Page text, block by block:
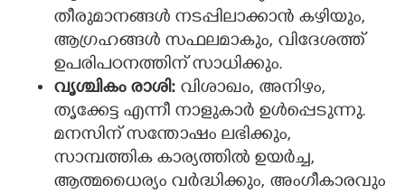
തീരുമാനങ്ങൾ നടപ്പിലാക്കാൻ കഴിയും,
ആഗ്രഹങ്ങൾ സഫലമാകും, വിദേശത്ത്
ഉപരിപഠനത്തിന് സാധിക്കും.
വൃശ്ചികം രാശി: വിശാഖം, അനിഴം,
തൃക്കേട്ട എന്നീ നാളുകാർ ഉൾപ്പെടുന്നു.
മനസിന് സന്തോഷം ലഭിക്കും,
സാമ്പത്തിക കാര്യത്തിൽ ഉയർച്ച,
ആത്മധൈര്യം വർദ്ധിക്കും, അംഗീകാരവും